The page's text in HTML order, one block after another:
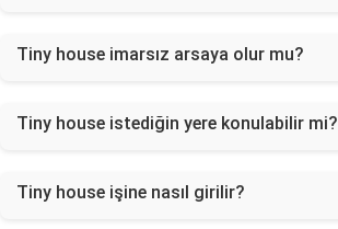
Tiny house imarsız arsaya olur mu?
Tiny house istediğin yere konulabilir mi?
Tiny house işine nasıl girilir?